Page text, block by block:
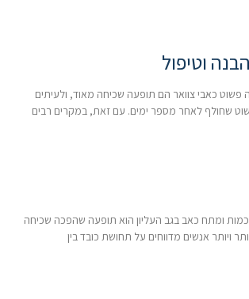
וטיפול
פשוט כאבי צוואר הם תופעה שכיחה מאוד, ולעיתים
שחולף לאחר מספר ימים. עם זאת, במקרים רבים
שכמות ומתח כאב בגב העליון הוא תופעה שהפכה שכיחה
ויותר אנשים מדווחים על תחושת כובד בין